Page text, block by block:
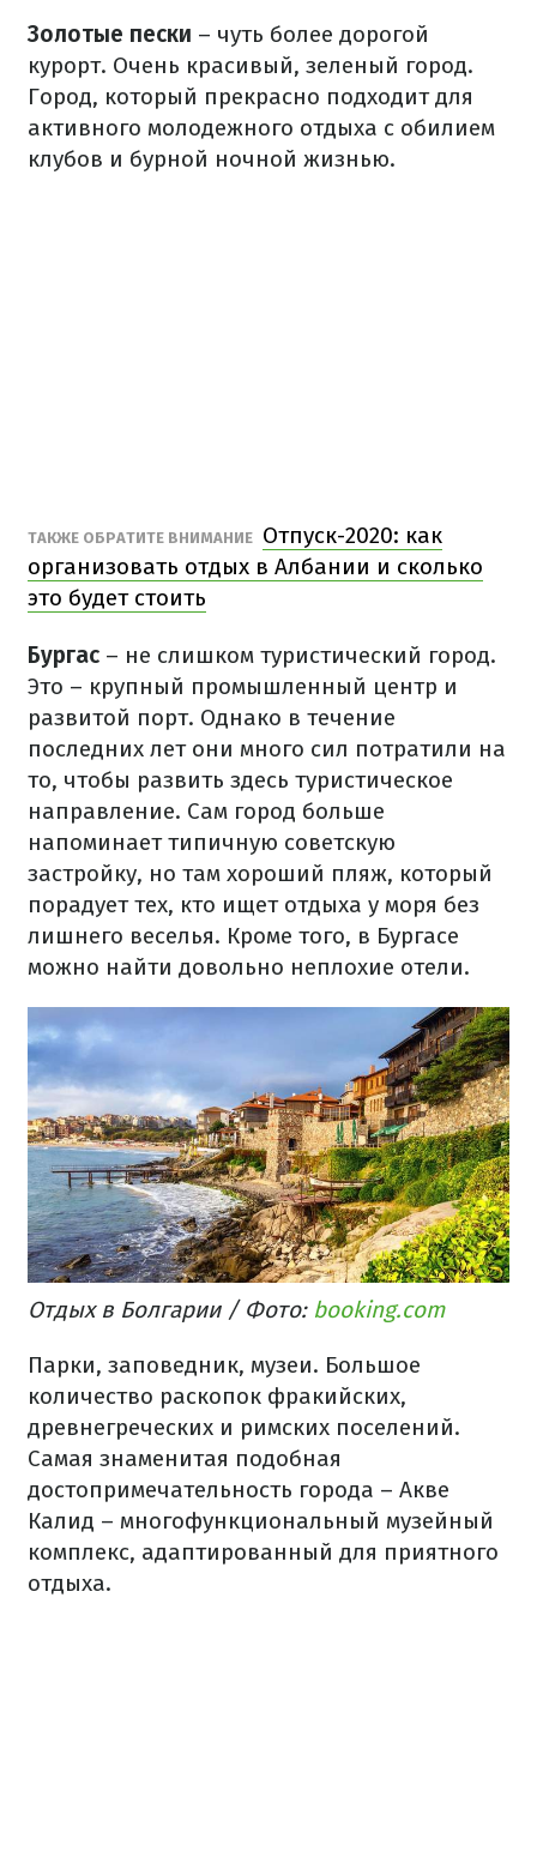
Золотые пески – чуть более дорогой
курорт. Очень красивый, зеленый город.
Город, который прекрасно подходит для
активного молодежного отдыха с обилием
клубов и бурной ночной жизнью.
ТАКЖЕ ОБРАТИТЕ ВНИМАНИЕ Отпуск-2020: как
организовать отдых в Албании и сколько
это будет стоить
Бургас – не слишком туристический город.
Это – крупный промышленный центр и
развитой порт. Однако в течение
последних лет они много сил потратили на
то, чтобы развить здесь туристическое
направление. Сам город больше
напоминает типичную советскую
застройку, но там хороший пляж, который
порадует тех, кто ищет отдыха у моря без
лишнего веселья. Кроме того, в Бургасе
можно найти довольно неплохие отели.
Отдых в Болгарии / Фото: booking.com
Парки, заповедник, музеи. Большое
количество раскопок фракийских,
древнегреческих и римских поселений.
Самая знаменитая подобная
достопримечательность города – Акве
Калид – многофункциональный музейный
комплекс, адаптированный для приятного
отдыха.